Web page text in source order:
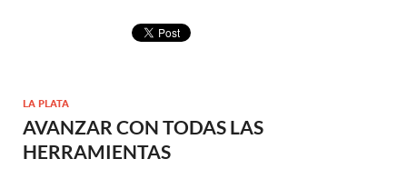
LA PLATA
AVANZAR CON TODAS LAS
HERRAMIENTAS